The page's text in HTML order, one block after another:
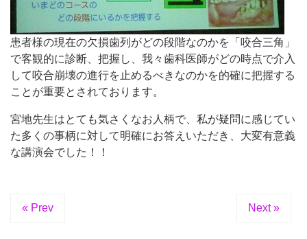
患者様の現在の欠損歯列がどの段階なのかを「咬合三角」
で客観的に診断、把握し、我々歯科医師がどの時点で介入
して咬合崩壊の進行を止めるべきなのかを的確に把握する
ことが重要とされております。
宮地先生はとても気さくなお人柄で、私が疑問に感じてい
た多くの事柄に対して明確にお答えいただき、大変有意義
な講演会でした！！
« Prev Next »